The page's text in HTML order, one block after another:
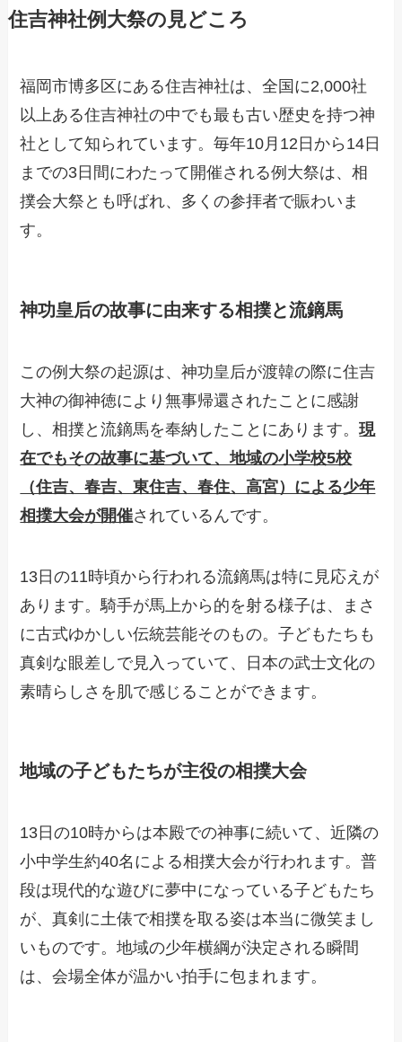
住吉神社例大祭の見どころ
福岡市博多区にある住吉神社は、全国に2,000社
以上ある住吉神社の中でも最も古い歴史を持つ神
社として知られています。毎年10月12日から14日
までの3日間にわたって開催される例大祭は、相
撲会大祭とも呼ばれ、多くの参拝者で賑わいま
す。
神功皇后の故事に由来する相撲と流鏑馬
この例大祭の起源は、神功皇后が渡韓の際に住吉
大神の御神徳により無事帰還されたことに感謝
し、相撲と流鏑馬を奉納したことにあります。現
在でもその故事に基づいて、地域の小学校5校
（住吉、春吉、東住吉、春住、高宮）による少年
相撲大会が開催されているんです。
13日の11時頃から行われる流鏑馬は特に見応えが
あります。騎手が馬上から的を射る様子は、まさ
に古式ゆかしい伝統芸能そのもの。子どもたちも
真剣な眼差しで見入っていて、日本の武士文化の
素晴らしさを肌で感じることができます。
地域の子どもたちが主役の相撲大会
13日の10時からは本殿での神事に続いて、近隣の
小中学生約40名による相撲大会が行われます。普
段は現代的な遊びに夢中になっている子どもたち
が、真剣に土俵で相撲を取る姿は本当に微笑まし
いものです。地域の少年横綱が決定される瞬間
は、会場全体が温かい拍手に包まれます。